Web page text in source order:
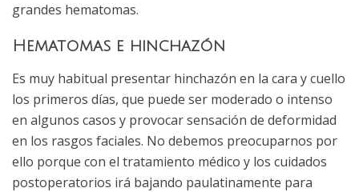
grandes hematomas.
Hematomas e hinchazón
Es muy habitual presentar hinchazón en la cara y cuello
los primeros días, que puede ser moderado o intenso
en algunos casos y provocar sensación de deformidad
en los rasgos faciales. No debemos preocuparnos por
ello porque con el tratamiento médico y los cuidados
postoperatorios irá bajando paulatinamente para